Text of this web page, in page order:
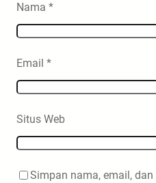
Nama *
Email *
Situs Web
Simpan nama, email,